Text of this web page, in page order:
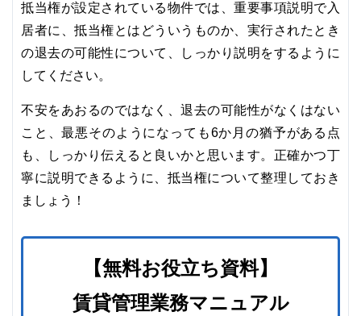
抵当権が設定されている物件では、重要事項説明で入
居者に、抵当権とはどういうものか、実行されたとき
の退去の可能性について、しっかり説明をするように
してください。
不安をあおるのではなく、退去の可能性がなくはない
こと、最悪そのようになっても6か月の猶予がある点
も、しっかり伝えると良いかと思います。正確かつ丁
寧に説明できるように、抵当権について整理しておき
ましょう！
【無料お役立ち資料】
賃貸管理業務マニュアル